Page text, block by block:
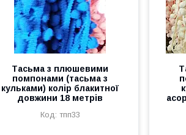
Тасьма з плюшевими
помпонами (тасьма з
кульками) колір блакитної
довжини 18 метрів
тпп33